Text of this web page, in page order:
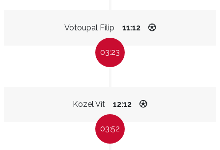
Votoupal Filip 11:12
03:23
Kozel Vít 12:12
03:52